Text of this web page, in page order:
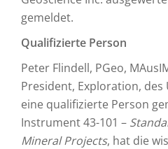
gemeldet.
Qualifizierte Person
Peter Flindell, PGeo,
President, Exploration,
eine qualifizierte Person
Instrument 43-101 –
Mineral Projects, hat die